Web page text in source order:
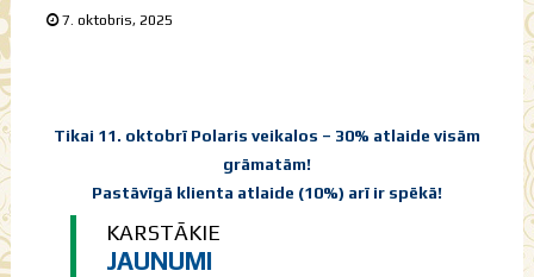
7. oktobris, 2025
Tikai 11. oktobrī Polaris veikalos – 30% atlaide visām
grāmatām!
Pastāvīgā klienta atlaide (10%) arī ir spēkā!
KARSTĀKIE
JAUNUMI